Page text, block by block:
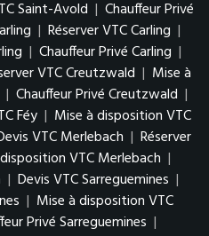
Saint-Avold | Chauffeur Privé
| Réserver VTC Carling |
| Chauffeur Privé Carling |
VTC Creutzwald | Mise à
| Chauffeur Privé Creutzwald |
Féy | Mise à disposition VTC
VTC Merlebach | Réserver
VTC Merlebach |
| Devis VTC Sarreguemines |
| Mise à disposition VTC
Privé Sarreguemines |